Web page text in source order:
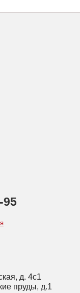
95
д. 4с1
пруды, д.1